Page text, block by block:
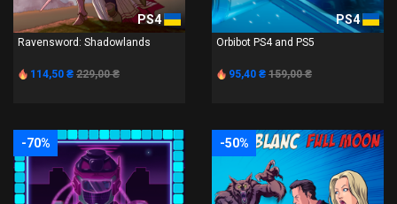
PS4
Ravensword: Shadowlands
114,50 ₴ 229,00 ₴
PS4
Orbibot PS4 and PS5
95,40 ₴ 159,00 ₴
-70% -50%